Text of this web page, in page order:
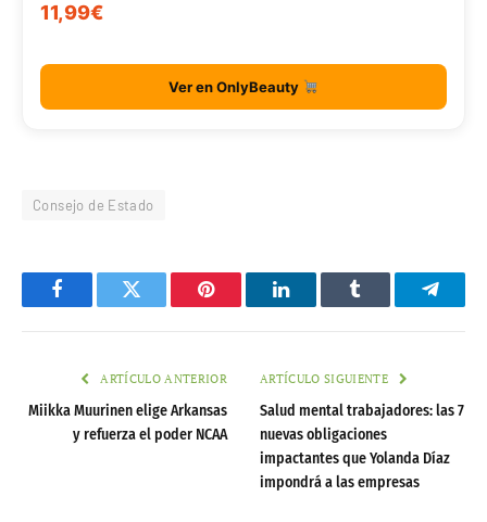
11,99€
Ver en OnlyBeauty
Consejo de Estado
FacebookTwitter Pinterest LinkedInTumblr
ARTÍCULO ANTERIOR
Miikka Muurinen elige Arkansas
y refuerza el poder NCAA
ARTÍCULO SIGUIENTE
Salud mental trabajadores: las 7
nuevas obligaciones
impactantes que Yolanda Díaz
impondrá a las empresas